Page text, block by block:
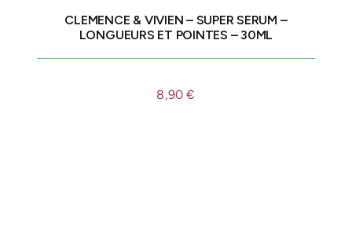
CLEMENCE & VIVIEN – SUPER SERUM –
LONGUEURS ET POINTES – 30ML
8,90€